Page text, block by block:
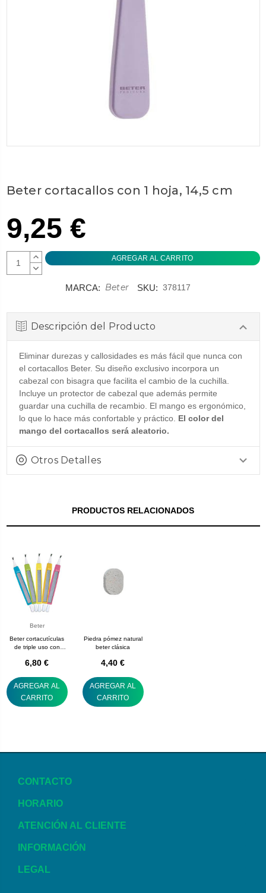
Beter cortacallos con 1 hoja, 14,5 cm
9,25 €
AUMENTAR
CANTIDAD:
DISMINUIR
MARCA: Beter SKU: 378117
Descripción del Producto
Eliminar durezas y callosidades es más fácil que nunca con
el cortacallos Beter. Su diseño exclusivo incorpora un
cabezal con bisagra que facilita el cambio de la cuchilla.
Incluye un protector de cabezal que además permite
guardar una cuchilla de recambio. El mango es ergonómico,
lo que lo hace más confortable y práctico. El color del
mango del cortacallos será aleatorio.
Otros Detalles
PRODUCTOS RELACIONADOS
Beter
Beter cortacutículas
de triple uso con
6,80 €
AGREGAR AL
CARRITO
Piedra pómez natural
beter clásica
4,40 €
AGREGAR AL
CARRITO
CONTACTO
HORARIO
ATENCIÓN AL CLIENTE
INFORMACIÓN
LEGAL